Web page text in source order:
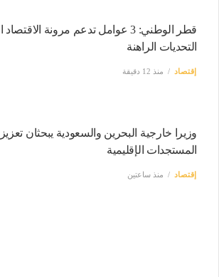
قطر الوطني: 3 عوامل تدعم مرونة
التحديات الراهنة
إقتصاد منذ 12 دقيقة
وزيرا خارجية البحرين والسعودية يبحثان
المستجدات الإقليمية
إقتصاد منذ ساعتين